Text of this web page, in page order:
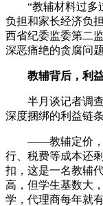
“教辅材料过多过
负担和家长经济负
西省纪委监委第二
深恶痛绝的贪腐问
教辅背后，利
半月谈记者调查
深度捆绑的利益链条
——教辅定价，一
行、税费等成本还
扣，这是一名教辅
高，但学生基数大
学，代理商每年就